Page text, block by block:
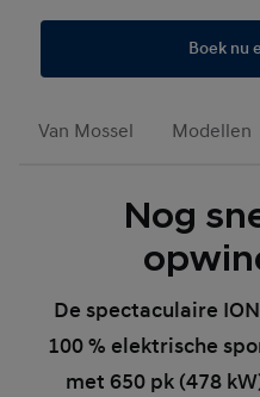
Boek nu
Van Mossel Modellen
Nog
De spectaculaire
100 % elektrische
met 650 pk (478